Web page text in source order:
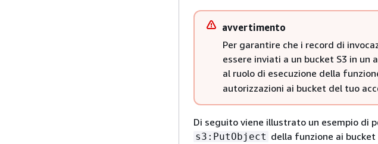
avvertimento
Per garantire che i record di
essere inviati a un bucket S3 in un
al ruolo di esecuzione della
autorizzazioni ai bucket del tuo
Di seguito viene illustrato un esempio di
s3:PutObject della funzione ai